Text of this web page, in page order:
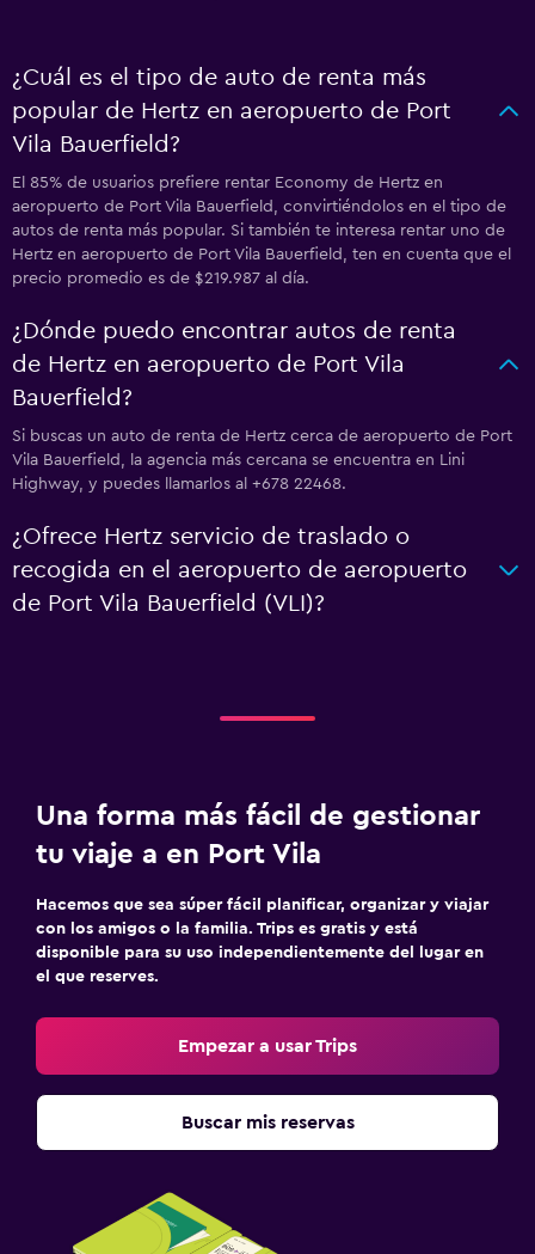
¿Cuál es el tipo de auto de renta más
popular de Hertz en aeropuerto de Port
Vila Bauerfield?
El 85% de usuarios prefiere rentar Economy de Hertz en
aeropuerto de Port Vila Bauerfield, convirtiéndolos en el tipo de
autos de renta más popular. Si también te interesa rentar uno de
Hertz en aeropuerto de Port Vila Bauerfield, ten en cuenta que el
precio promedio es de $219.987 al día.
¿Dónde puedo encontrar autos de renta
de Hertz en aeropuerto de Port Vila
Bauerfield?
Si buscas un auto de renta de Hertz cerca de aeropuerto de Port
Vila Bauerfield, la agencia más cercana se encuentra en Lini
Highway, y puedes llamarlos al +678 22468.
¿Ofrece Hertz servicio de traslado o
recogida en el aeropuerto de aeropuerto
de Port Vila Bauerfield (VLI)?
Una forma más fácil de gestionar
tu viaje a en Port Vila
Hacemos que sea súper fácil planificar, organizar y viajar
con los amigos o la familia. Trips es gratis y está
disponible para su uso independientemente del lugar en
el que reserves.
Empezar a usar Trips
Buscar mis reservas